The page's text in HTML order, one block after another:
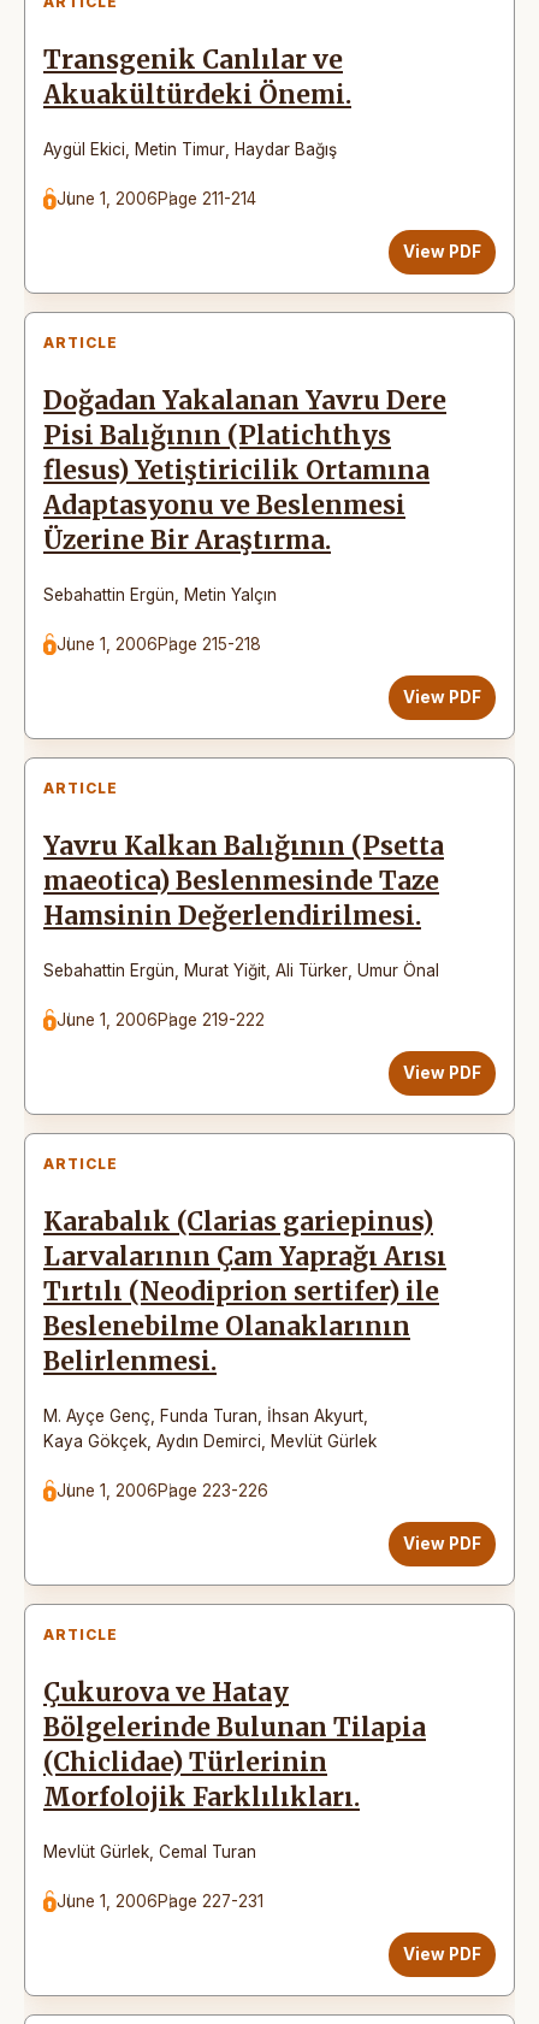
Transgenik Canlılar ve
Akuakültürdeki Önemi.
Aygül Ekici Metin Timur Haydar Bağış
June 1, 2006Page 211-214
View PDF
ARTICLE
Doğadan Yakalanan Yavru Dere
Pisi Balığının (Platichthys
flesus) Yetiştiricilik Ortamına
Adaptasyonu ve Beslenmesi
Üzerine Bir Araştırma.
Sebahattin Ergün Metin Yalçın
June 1, 2006Page 215-218
View PDF
ARTICLE
Yavru Kalkan Balığının (Psetta
maeotica) Beslenmesinde Taze
Hamsinin Değerlendirilmesi.
Sebahattin Ergün Murat Yiğit Ali Türker Umur Önal
June 1, 2006Page 219-222
View PDF
ARTICLE
Karabalık (Clarias gariepinus)
Larvalarının Çam Yaprağı Arısı
Tırtılı (Neodiprion sertifer) ile
Beslenebilme Olanaklarının
Belirlenmesi.
M. Ayçe Genç Funda Turan İhsan Akyurt
Kaya Gökçek Aydın Demirci Mevlüt Gürlek
June 1, 2006Page 223-226
View PDF
ARTICLE
Çukurova ve Hatay
Bölgelerinde Bulunan Tilapia
(Chiclidae) Türlerinin
Morfolojik Farklılıkları.
Mevlüt Gürlek Cemal Turan
June 1, 2006Page 227-231
View PDF